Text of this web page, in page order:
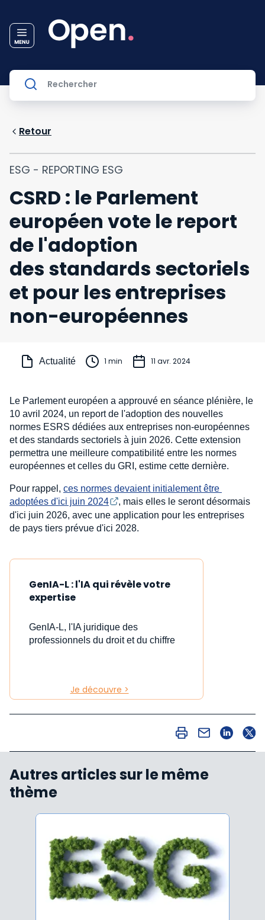
Retour
ESG - REPORTING ESG
CSRD : le Parlement
européen vote le report
de l'adoption
des standards sectoriels
et pour les entreprises
non-européennes
Actualité 1 min 11 avr. 2024
Le Parlement européen a approuvé en séance plénière, le
10 avril 2024, un report de l'adoption des nouvelles
normes ESRS dédiées aux entreprises non-européennes
et des standards sectoriels à juin 2026. Cette extension
permettra une meilleure compatibilité entre les normes
européennes et celles du GRI, estime cette dernière.
Pour rappel, ces normes devaient initialement être
adoptées d'ici juin 2024
, mais elles le seront désormais
d'ici juin 2026, avec une application pour les entreprises
de pays tiers prévue d'ici 2028.
GenIA-L : l'IA qui révèle votre
expertise
GenIA-L, l'IA juridique des
professionnels du droit et du chiffre
Je découvre >
Autres articles sur le même
thème